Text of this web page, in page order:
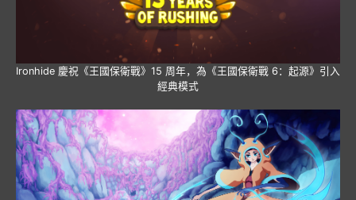
Ironhide 慶祝《王國保衛戰》15 周年，為《王國保衛戰 6：起源》引入
經典模式